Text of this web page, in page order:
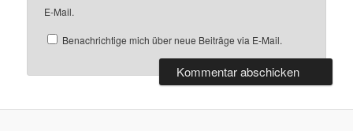
E-Mail.
Benachrichtige mich über neue Beiträge via E-Mail.